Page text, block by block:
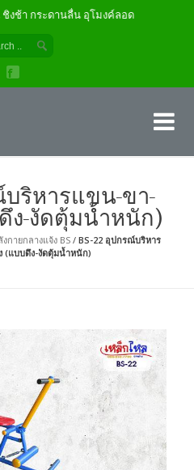
ช้า กระดานลื่น อุโมงค์ลอด
บริหารแขน-ขา-
ง-งัดตุ้มน้ำหนัก)
กายกลางแจ้ง BS/ BS-22 อุปกรณ์บริหาร
(แบบดึง-งัดตุ้มน้ำหนัก)